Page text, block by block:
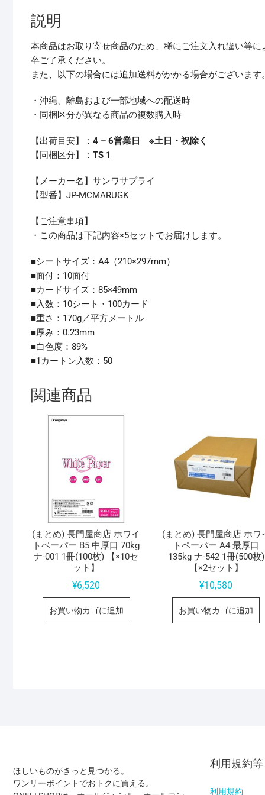
説明
本商品はお取り寄せ商品のため、稀にご注文入れ違い等
卒ご了承ください。
また、以下の場合には追加送料がかかる場合がございます
・沖縄、離島および一部地域への配送時
・同梱区分が異なる商品の複数購入時
【出荷目安】： 4 – 6営業日 ※土日・祝除く
【同梱区分】： TS 1
【メーカー名】サンワサプライ
【型番】JP-MCMARUGK
【ご注意事項】
・この商品は下記内容×5セットでお届けします。
■シートサイズ：A4（210×297mm）
■面付：10面付
■カードサイズ：85×49mm
■入数：10シート・100カード
■重さ：170g／平方メートル
■厚み：0.23mm
■白色度：89%
■1カートン入数：50
関連商品
(まとめ) 長門屋商店 ホワイ
トペーパー B5 中厚口 70kg
ナ-001 1冊(100枚) 【×10セ
ット】
¥6,520
お買い物カゴに追加
(まとめ) 長門屋商店 ホワ
トペーパー A4 最厚口
135kg ナ-542 1冊(500枚)
【×2セット】
¥10,580
お買い物カゴに追加
ほしいものがきっと見つかる。
ワンリーポイントでおトクに買える。
利用規約
利用規約